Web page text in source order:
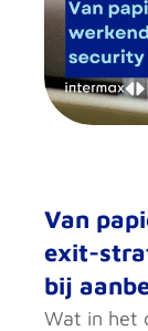
Van
exit-
bij
Wat in het